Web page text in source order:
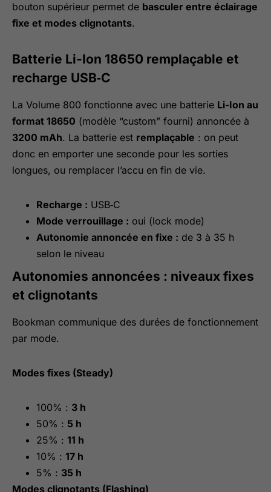
bouton supérieur permet de basculer entre éclairage
fixe et modes clignotants.
Batterie Li-Ion 18650 remplaçable et
recharge USB‑C
La Volume 800 fonctionne avec une batterie Li-Ion au
format 18650 (modèle “custom” fourni) annoncée à
3200 mAh. La batterie est remplaçable : on peut
donc en emporter une seconde pour les sorties
longues, ou remplacer l’accu en fin de vie.
Recharge : USB‑C
Mode verrouillage : oui (lock mode)
Autonomie annoncée en fixe : de 3 à 35 h
selon le niveau
Autonomies annoncées : niveaux fixes
et clignotants
Bookman communique des durées de fonctionnement
par mode.
Modes fixes (Steady)
100% : 3 h
50% : 5 h
25% : 11 h
10% : 17 h
5% : 35 h
Modes clignotants (Flashing)